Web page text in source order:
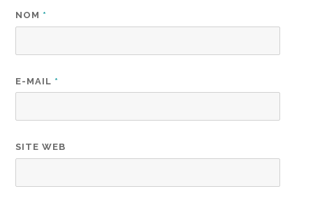
NOM *
E-MAIL *
SITE WEB